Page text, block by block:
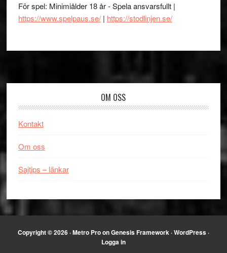
För spel: Minimiålder 18 år - Spela ansvarsfullt |
https://www.spelpaus.se/| https://stodlinjen.se/
OM OSS
Kontakt
Om oss
Sajtips – länkar
Copyright © 2026 ·Metro ProonGenesis Framework ·WordPress ·
Logga in